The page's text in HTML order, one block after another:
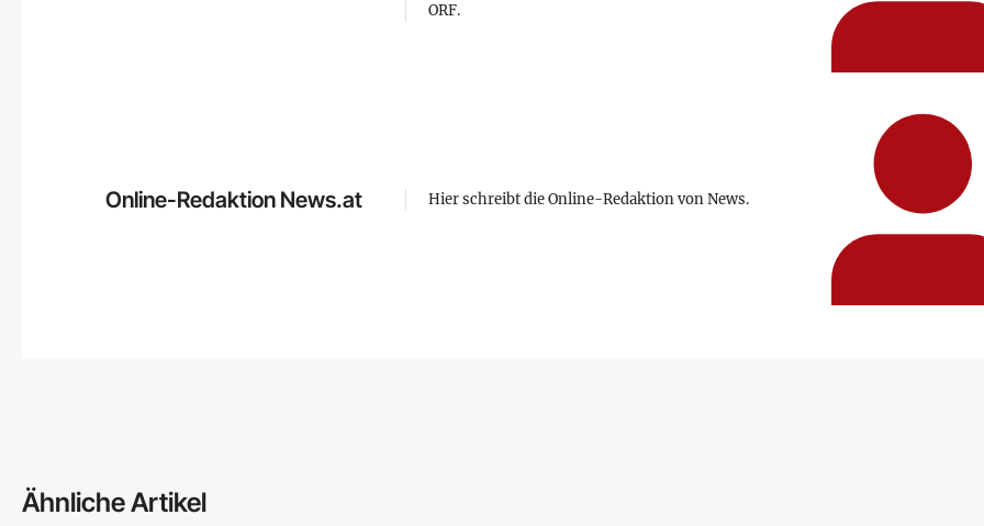
ORF.
Online-Redaktion News.at Hier schreibt die Online-Redaktion von News.
Ähnliche Artikel